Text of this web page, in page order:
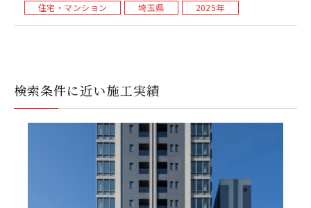
住宅・マンション 埼玉県 2025年
検索条件に近い施工実績